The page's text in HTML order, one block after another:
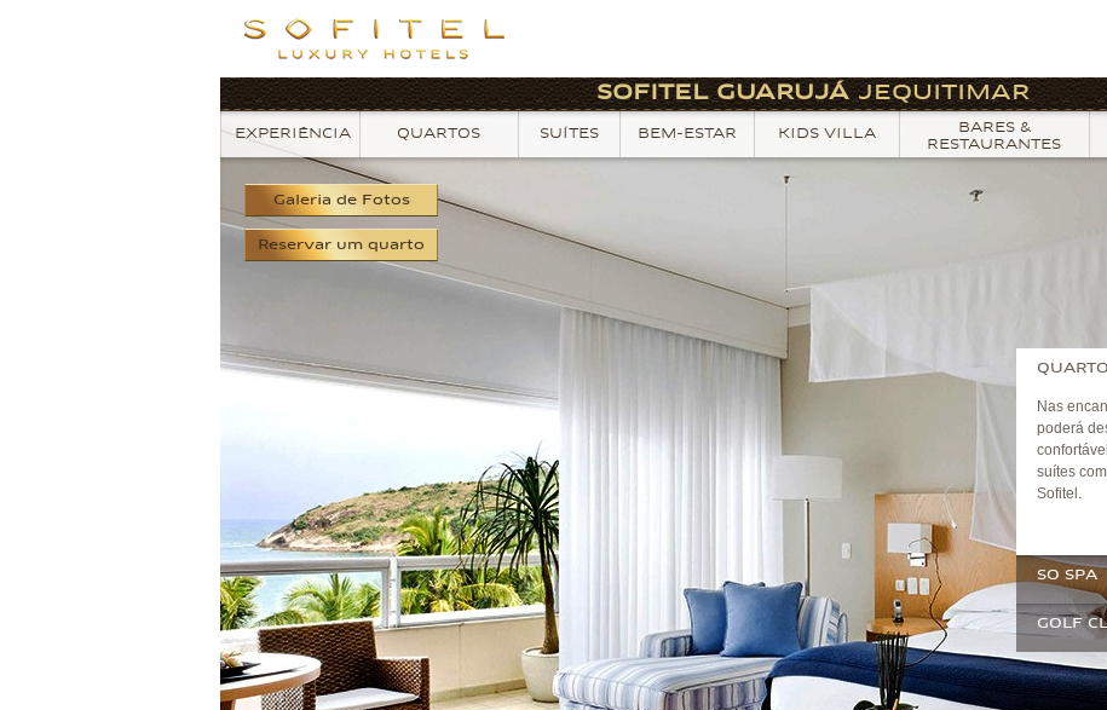
SOFITEL GUARUJÁJEQUITIMAR
EXPERIÊNCIA QUARTOS SUÍTES BEM-ESTAR KIDS VILLA
BARES &
RESTAURANTES
Nas
poderá
suítes
Sofitel.
SO SPA
GOLF
Galeria de Fotos
Reservar um quarto